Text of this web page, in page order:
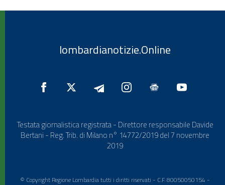
lombardianotizie.Online
Testata giornalistica registrata - Direttore responsabile Davide
Bertani - Reg. Trib. di Milano n° 14772/2019 del 7 novembre
2019
© Copyright Regione Lombardia tutti i diritti riservati - C.F. 80050050154 -